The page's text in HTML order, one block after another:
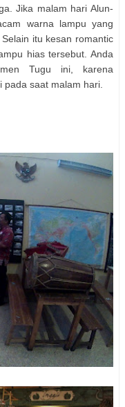
Jika malam hari Alun-
warna lampu yang
itu kesan romantic
hias tersebut. Anda
Tugu ini, karena
saat malam hari.